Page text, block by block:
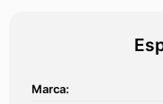
Marca: